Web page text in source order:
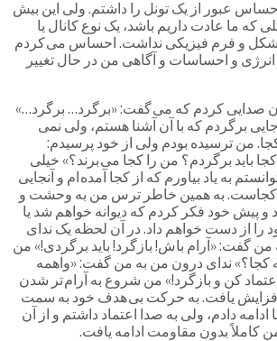
عبور از یک تونل را داشتم. ولی این بیش
که ما عادت داریم باشد، یک نوع کانال یا
شکل و فرم فیزیکی نداشت. احساس می کردم
انرژی و احساسات و آگاهی من در حال تغییر
کردم که می گفت: «برگرد… برگرد…»
برگردم که با آن آشنا هستم، ولی نمی
کجا. من ترسیده بودم ولی از خود پرسیدم:
باید برگردم؟ من را کجا می برند؟» خیلی
به یاد بیاورم که از کجا آمده ام و آنجایی
کجاست. به همین خاطر ترس من به وحشت و
و پیش خود فکر کردم که دیوانه خواهم شد یا
را از دست خواهم داد. در آن لحظه یک ندای
من گفت: «آرام باش! بازگرد! باید برگردی!» من
کجا؟» ندای درون من به من گفت: «واهمه
کن و بازگرد!» من شروع به آرام تر شدن
یافت. به حرکت بی هدف خود به سمت
دادم، ولی به صدا اعتماد داشتم و از آن
کاملاً بدون مقاومت ادامه یافت.